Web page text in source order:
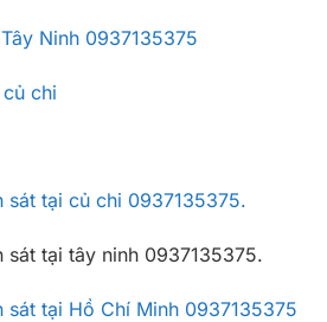
Ninh 0937135375
chi
sát tại củ chi 0937135375.
sát tại tây ninh 0937135375.
sát tại Hồ Chí Minh 0937135375